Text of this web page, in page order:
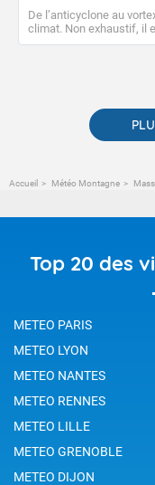
De l’anticyclone au
climat. Non exhaustif, il
publications. Vous y
Accueil Météo Montagne
Top 20 des
METEO PARIS
METEO LYON
METEO NANTES
METEO RENNES
METEO LILLE
METEO GRENOBLE
METEO DIJON